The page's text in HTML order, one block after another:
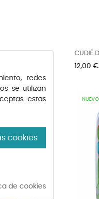
CUDIÉ
Precio
12,00 €
NUEVO
redes
se utilizan
estas
cookies
de cookies